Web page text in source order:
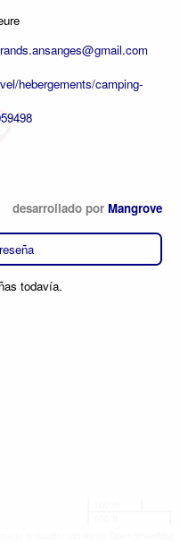
hebergements/camping-
desarrollado por Mangrove
todavía.